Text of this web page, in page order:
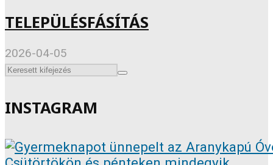
TELEPÜLÉSFÁSÍTÁS
2026-04-05
INSTAGRAM